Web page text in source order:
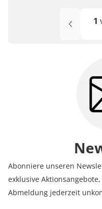
1
Abonniere unseren
exklusive
Abmeldung jederzeit